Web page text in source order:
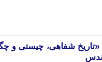
شفاهی، چیستی و